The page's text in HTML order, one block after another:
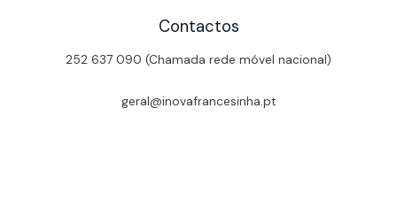
Contactos
252 637 090 (Chamada rede móvel nacional)
geral@inovafrancesinha.pt